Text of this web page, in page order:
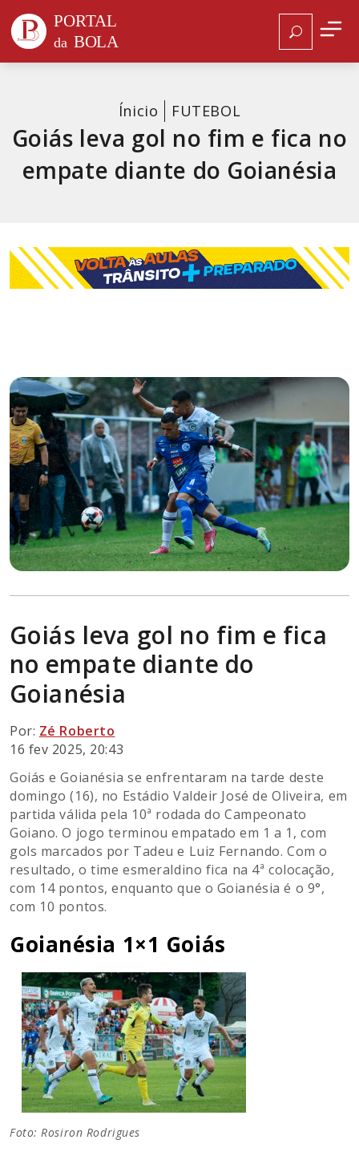
Ínicio FUTEBOL
Goiás leva gol no fim e fica no
empate diante do Goianésia
Goiás leva gol no fim e fica
no empate diante do
Goianésia
Por: Zé Roberto
16 fev 2025, 20:43
Goiás e Goianésia se enfrentaram na tarde deste
domingo (16), no Estádio Valdeir José de Oliveira, em
partida válida pela 10ª rodada do Campeonato
Goiano. O jogo terminou empatado em 1 a 1, com
gols marcados por Tadeu e Luiz Fernando. Com o
resultado, o time esmeraldino fica na 4ª colocação,
com 14 pontos, enquanto que o Goianésia é o 9°,
com 10 pontos.
Goianésia 1×1 Goiás
Foto: Rosiron Rodrigues